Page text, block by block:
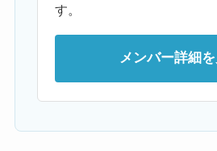
す。
メンバー詳細